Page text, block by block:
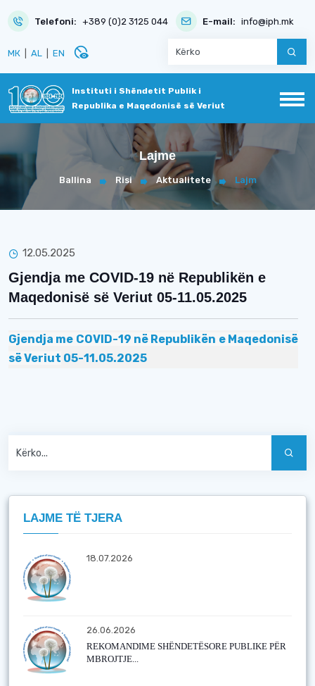
Telefoni: +389 (0)2 3125 044 E-mail: info@iph.mk
МК AL EN disabled_visible
Instituti i Shëndetit Publik i
Republika e Maqedonisë së Veriut
Lajme
Ballina Risi Aktualitete Lajm
12.05.2025
Gjendja me COVID-19 në Republikën e
Maqedonisë së Veriut 05-11.05.2025
Gjendja me COVID-19 në Republikën e Maqedonisë
së Veriut 05-11.05.2025
LAJME TË TJERA
18.07.2026
26.06.2026
REKOMANDIME SHËNDETËSORE PUBLIKE PËR
MBROJTJE...